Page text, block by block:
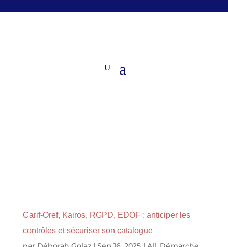
Carif-Oref, Kairos, RGPD, EDOF : anticiper les
contrôles et sécuriser son catalogue